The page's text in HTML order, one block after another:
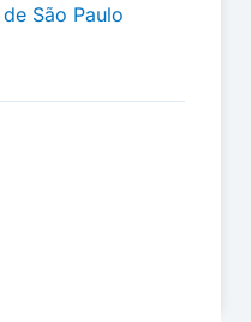
São Paulo